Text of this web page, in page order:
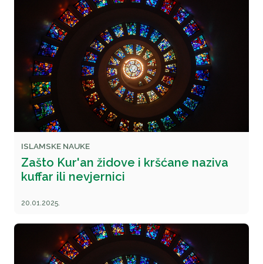
ISLAMSKE NAUKE
Zašto Kur'an židove i kršćane naziva
kuffar ili nevjernici
20.01.2025.